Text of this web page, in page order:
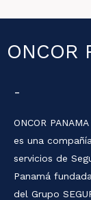
e
ONCOR
-
ONCOR
es una
servicios de
Panamá
del Grupo